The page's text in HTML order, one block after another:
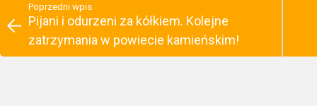
Poprzedni wpis
Pijani i odurzeni za kółkiem. Kolejne
zatrzymania w powiecie kamieńskim!